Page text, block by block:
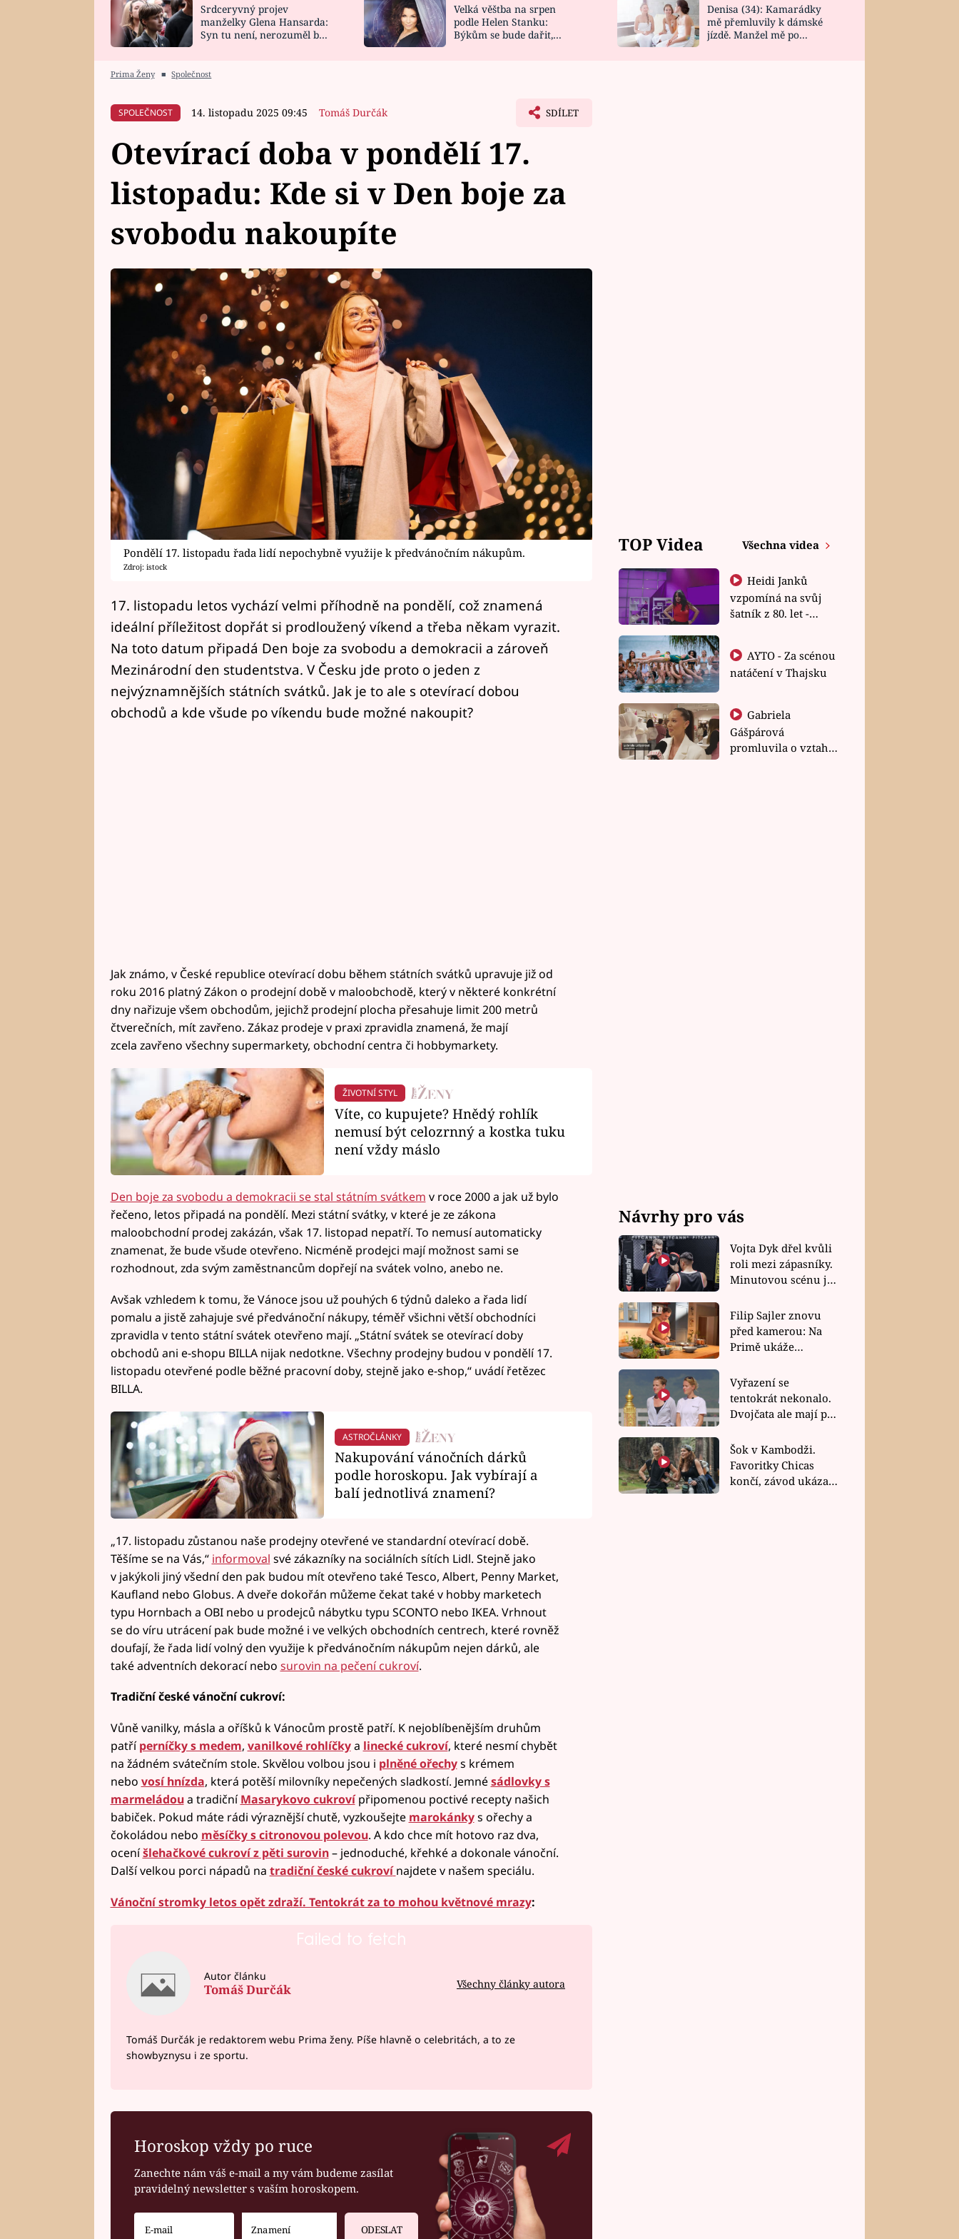
HOROSKOP NA
CELEBRITY
VAŘENÍ
NOVINKY
VIDEORECEPTY
DESIGN
Srdceryvný projev
manželky Glena Hansarda:
Syn tu není, nerozuměl by
Velká věštba na srpen
podle Helen Stanku:
Býkům se bude dařit,
Denisa (34): Kamarádky
mě přemluvily k dámské
jízdě. Manžel mě po
Prima Ženy ■ Společnost
SPOLEČNOST 14. listopadu 2025 09:45 Tomáš Durčák SDÍLET
Otevírací doba v pondělí 17.
listopadu: Kde si v Den boje za
svobodu nakoupíte
Pondělí 17. listopadu řada lidí nepochybně využije k předvánočním nákupům.
Zdroj: istock
17. listopadu letos vychází velmi příhodně na pondělí, což znamená
ideální příležitost dopřát si prodloužený víkend a třeba někam vyrazit.
Na toto datum připadá Den boje za svobodu a demokracii a zároveň
Mezinárodní den studentstva. V Česku jde proto o jeden z
nejvýznamnějších státních svátků. Jak je to ale s otevírací dobou
obchodů a kde všude po víkendu bude možné nakoupit?
Jak známo, v České republice otevírací dobu během státních svátků upravuje již od
roku 2016 platný Zákon o prodejní době v maloobchodě, který v některé konkrétní
dny nařizuje všem obchodům, jejichž prodejní plocha přesahuje limit 200 metrů
čtverečních, mít zavřeno. Zákaz prodeje v praxi zpravidla znamená, že mají
zcela zavřeno všechny supermarkety, obchodní centra či hobbymarkety.
ŽIVOTNÍ STYL
Víte, co kupujete? Hnědý rohlík
nemusí být celozrnný a kostka tuku
není vždy máslo
Den boje za svobodu a demokracii se stal státním svátkem v roce 2000 a jak už bylo
řečeno, letos připadá na pondělí. Mezi státní svátky, v které je ze zákona
maloobchodní prodej zakázán, však 17. listopad nepatří. To nemusí automaticky
znamenat, že bude všude otevřeno. Nicméně prodejci mají možnost sami se
rozhodnout, zda svým zaměstnancům dopřejí na svátek volno, anebo ne.
Avšak vzhledem k tomu, že Vánoce jsou už pouhých 6 týdnů daleko a řada lidí
pomalu a jistě zahajuje své předvánoční nákupy, téměř všichni větší obchodníci
zpravidla v tento státní svátek otevřeno mají. „Státní svátek se otevírací doby
obchodů ani e-shopu BILLA nijak nedotkne. Všechny prodejny budou v pondělí 17.
listopadu otevřené podle běžné pracovní doby, stejně jako e-shop,“ uvádí řetězec
BILLA.
ASTROČLÁNKY
Nakupování vánočních dárků
podle horoskopu. Jak vybírají a
balí jednotlivá znamení?
„17. listopadu zůstanou naše prodejny otevřené ve standardní otevírací době.
Těšíme se na Vás,“ informoval své zákazníky na sociálních sítích Lidl. Stejně jako
v jakýkoli jiný všední den pak budou mít otevřeno také Tesco, Albert, Penny Market,
Kaufland nebo Globus. A dveře dokořán můžeme čekat také v hobby marketech
typu Hornbach a OBI nebo u prodejců nábytku typu SCONTO nebo IKEA. Vrhnout
se do víru utrácení pak bude možné i ve velkých obchodních centrech, které rovněž
doufají, že řada lidí volný den využije k předvánočním nákupům nejen dárků, ale
také adventních dekorací nebo surovin na pečení cukroví.
Tradiční české vánoční cukroví:
Vůně vanilky, másla a oříšků k Vánocům prostě patří. K nejoblíbenějším druhům
patříperníčky s medem, vanilkové rohlíčkya linecké cukroví, které nesmí chybět
na žádném svátečním stole. Skvělou volbou jsou i plněné ořechys krémem
nebo vosí hnízda, která potěší milovníky nepečených sladkostí. Jemnésádlovky s
marmeládoua tradičníMasarykovo cukrovípřipomenou poctivé recepty našich
babiček. Pokud máte rádi výraznější chutě, vyzkoušejte marokánkys ořechy a
čokoládou nebo měsíčky s citronovou polevou. A kdo chce mít hotovo raz dva,
oceníšlehačkové cukroví z pěti surovin– jednoduché, křehké a dokonale vánoční.
Další velkou porci nápadů na tradiční české cukroví najdete v našem speciálu.
Vánoční stromky letos opět zdraží. Tentokrát za to mohou květnové mrazy:
Failed to fetch
Autor článku
Tomáš Durčák Všechny články autora
Tomáš Durčák je redaktorem webu Prima ženy. Píše hlavně o celebritách, a to ze
showbyznysu i ze sportu.
Horoskop vždy po ruce
Zanechte nám váš e-mail a my vám budeme zasílat
pravidelný newsletter s vaším horoskopem.
ODESLAT
TOP Videa Všechna videa
Heidi Janků
vzpomíná na svůj
šatník z 80. let -
natáčení v Thajsku
Gabriela
Gášpárová
promluvila o vztahu
Návrhy pro vás
Vojta Dyk dřel kvůli
roli mezi zápasníky.
Minutovou scénu jel
Filip Sajler znovu
před kamerou: Na
Primě ukáže
rychlé recepty
Vyřazení se
tentokrát nekonalo.
Dvojčata ale mají po
závodu nůž na krku
Šok v Kambodži.
Favoritky Chicas
končí, závod ukázal